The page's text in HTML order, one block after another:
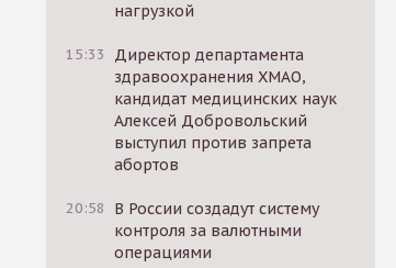
нагрузкой
15:33
Директор департамента
здравоохранения ХМАО,
кандидат медицинских наук
Алексей Добровольский
выступил против запрета
абортов
20:58
В России создадут систему
контроля за валютными
операциями